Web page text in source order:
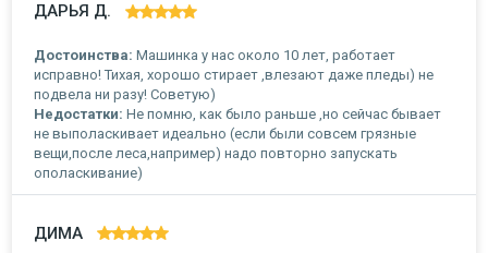
ДАРЬЯ Д.
Достоинства: Машинка у нас около 10 лет, работает
исправно! Тихая, хорошо стирает ,влезают даже пледы) не
подвела ни разу! Советую)
Недостатки: Не помню, как было раньше ,но сейчас бывает
не выполаскивает идеально (если были совсем грязные
вещи,после леса,например) надо повторно запускать
ополаскивание)
ДИМА